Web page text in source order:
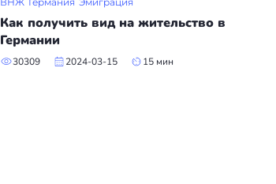
Как получить вид на жительство в
Германии
30309 2024-03-15 15 мин